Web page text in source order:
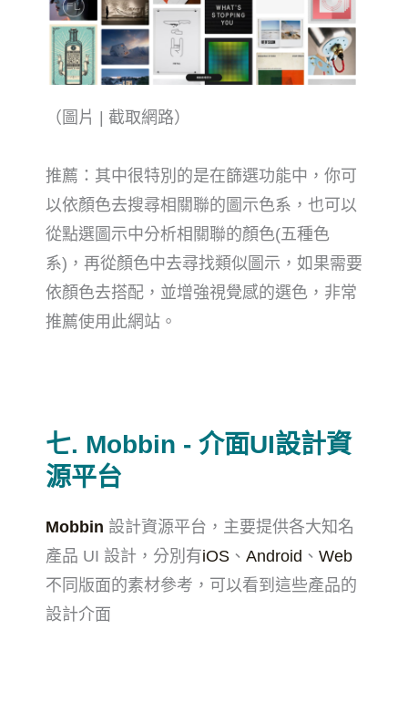
（圖片 | 截取網路）
推薦：其中很特別的是在篩選功能中，你可
以依顏色去搜尋相關聯的圖示色系，也可以
從點選圖示中分析相關聯的顏色(五種色
系)，再從顏色中去尋找類似圖示，如果需要
依顏色去搭配，並增強視覺感的選色，非常
推薦使用此網站。
七. Mobbin - 介面UI設計資
源平台
Mobbin 設計資源平台，主要提供各大知名
產品 UI 設計，分別有iOS 、 Android 、 Web
不同版面的素材參考，可以看到這些產品的
設計介面